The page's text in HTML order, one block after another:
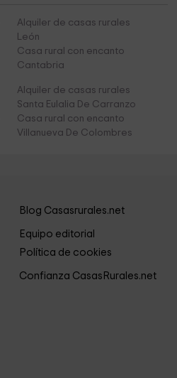
Alquiler de casas rurales
León
Casa rural con encanto
Cantabria
Alquiler de casas rurales
Santa Eulalia De Carranzo
Casa rural con encanto
Villanueva De Colombres
Blog Casasrurales.net
Equipo editorial
Política de cookies
Confianza CasasRurales.net